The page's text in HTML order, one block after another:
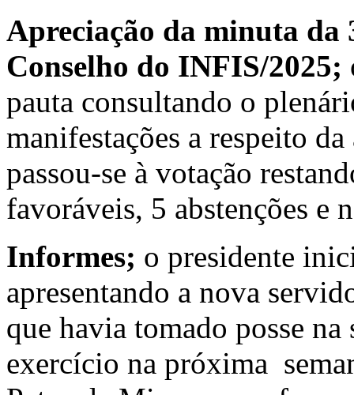
Apreciação da minuta da
Conselho do INFIS/2025;
pauta consultando o
manifestações a respeito
passou-se à votação
favoráveis, 5 abstenções e
Informes; o presidente
apresentando a nova
que havia tomado posse
exercício na próxima